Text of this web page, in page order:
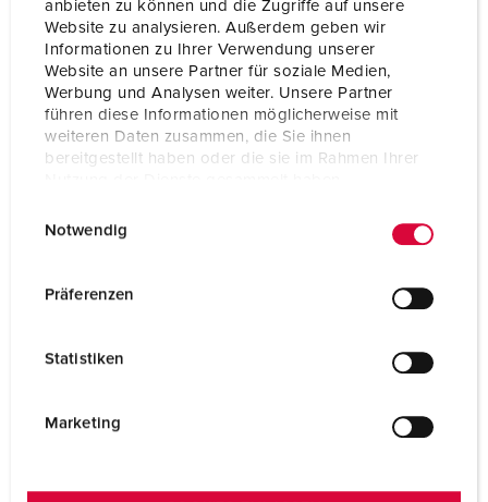
anbieten zu können und die Zugriffe auf unsere
Website zu analysieren. Außerdem geben wir
Informationen zu Ihrer Verwendung unserer
Website an unsere Partner für soziale Medien,
Werbung und Analysen weiter. Unsere Partner
führen diese Informationen möglicherweise mit
weiteren Daten zusammen, die Sie ihnen
bereitgestellt haben oder die sie im Rahmen Ihrer
Notwendig
Präferenzen
Statistiken
Marketing
Hoogte 260 mm
Breedte 225 mm
Combinatie uit voorraad D